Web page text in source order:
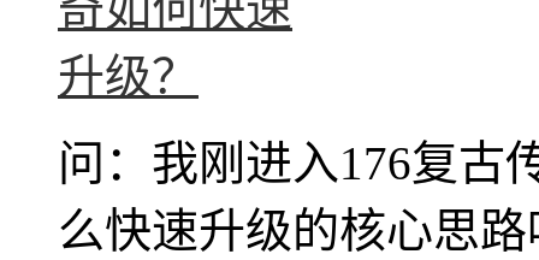
问：我刚进入176复古
么快速升级的核心思